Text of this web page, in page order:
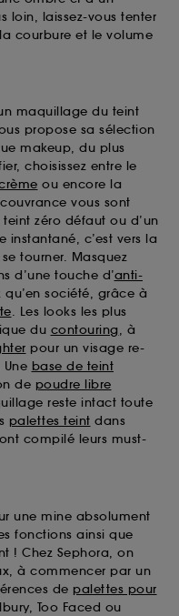
loin, laissez-vous tenter
courbure et le volume
maquillage du teint
propose sa sélection
makeup, du plus
choisissez entre le
ou encore la
vous sont
zéro défaut ou d’un
instantané, c’est vers la
tourner. Masquez
d’une touche d’anti-
qu’en société, grâce à
. Les looks les plus
du contouring, à
pour un visage re-
base de teint
de poudre libre
reste intact toute
palettes teint dans
compilé leurs must-
une mine absolument
fonctions ainsi que
! Chez Sephora, on
à commencer par un
de palettes pour
Too Faced ou